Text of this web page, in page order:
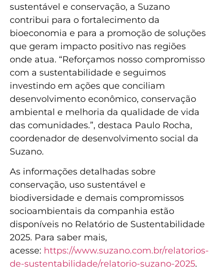
sustentável e conservação, a Suzano
contribui para o fortalecimento da
bioeconomia e para a promoção de soluções
que geram impacto positivo nas regiões
onde atua. “Reforçamos nosso compromisso
com a sustentabilidade e seguimos
investindo em ações que conciliam
desenvolvimento econômico, conservação
ambiental e melhoria da qualidade de vida
das comunidades.”, destaca Paulo Rocha,
coordenador de desenvolvimento social da
Suzano.
As informações detalhadas sobre
conservação, uso sustentável e
biodiversidade e demais compromissos
socioambientais da companhia estão
disponíveis no Relatório de Sustentabilidade
2025. Para saber mais,
acesse: https://www.suzano.com.br/relatorios-
de-sustentabilidade/relatorio-suzano-2025.